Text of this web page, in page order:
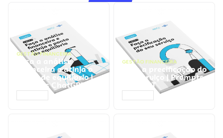
GESTÃO FINANCEIRA
Faça a análise
financeira e atinja o
ponto de equilíbrio |
Prompts ChatGPT
GESTÃO FINANCEIRA
Faça a precificação do
seu serviço | Prompts
ChatGPT